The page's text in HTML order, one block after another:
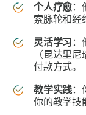
个人疗愈：
索脉轮和经
灵活学习 ：
（昆达里
付款方式。
教学实践：
你的教学技